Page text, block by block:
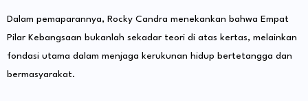
Dalam pemaparannya, Rocky Candra menekankan bahwa Empat
Pilar Kebangsaan bukanlah sekadar teori di atas kertas, melainkan
fondasi utama dalam menjaga kerukunan hidup bertetangga dan
bermasyarakat.